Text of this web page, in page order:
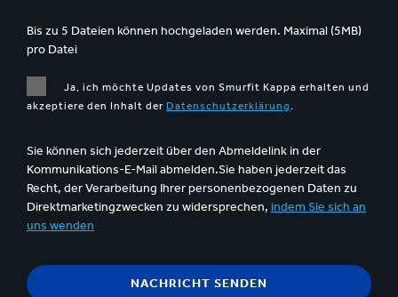
Bis zu 5 Dateien können hochgeladen werden. Maximal (5MB)
pro Datei
Ja, ich möchte Updates von Smurfit Kappa erhalten und
akzeptiere den Inhalt der Datenschutzerklärung.
Sie können sich jederzeit über den Abmeldelink in der
Kommunikations-E-Mail abmelden.Sie haben jederzeit das
Recht, der Verarbeitung Ihrer personenbezogenen Daten zu
Direktmarketingzwecken zu widersprechen, indem Sie sich an
uns wenden